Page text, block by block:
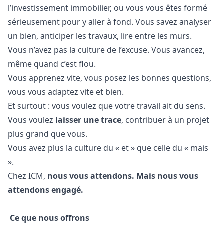
l’investissement immobilier, ou vous vous êtes formé
sérieusement pour y aller à fond. Vous savez analyser
un bien, anticiper les travaux, lire entre les murs.
Vous n’avez pas la culture de l’excuse. Vous avancez,
même quand c’est flou.
Vous apprenez vite, vous posez les bonnes questions,
vous vous adaptez vite et bien.
Et surtout : vous voulez que votre travail ait du sens.
Vous voulez laisser une trace, contribuer à un projet
plus grand que vous.
Vous avez plus la culture du « et » que celle du « mais
».
Chez ICM, nous vous attendons. Mais nous vous
attendons engagé.
Ce que nous offrons